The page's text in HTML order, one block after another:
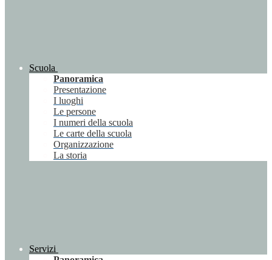
Scuola
Panoramica
Presentazione
I luoghi
Le persone
I numeri della scuola
Le carte della scuola
Organizzazione
La storia
Servizi